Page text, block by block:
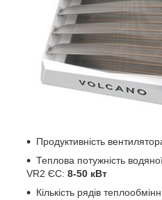
Продуктивність
Теплова потужність
VR2 ЄС: 8-50 кВт
Кількість рядів